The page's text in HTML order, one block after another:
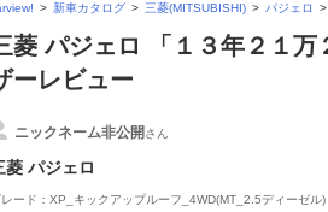
新車カタログ 三菱(MITSUBISHI) パジェロ
菱 パジェロ 「１３年２１
ーレビュー
ニックネーム非公開さん
菱 パジェロ
レード：XP_キックアップルーフ_4WD(MT_2.5ディーゼル